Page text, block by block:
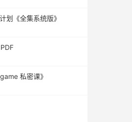
划《全集系统版》
学》PDF
私密课》